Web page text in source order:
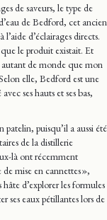
de saveurs, le type de
de Bedford, cet ancien
d’éclairages directs.
le produit existait. Et
de monde que mon
elle, Bedford est une
ses hauts et ses bas,
patelin, puisqu’il a aussi été
de la distillerie
là ont récemment
mise en cannettes »,
d’explorer les formules
ses eaux pétillantes lors de